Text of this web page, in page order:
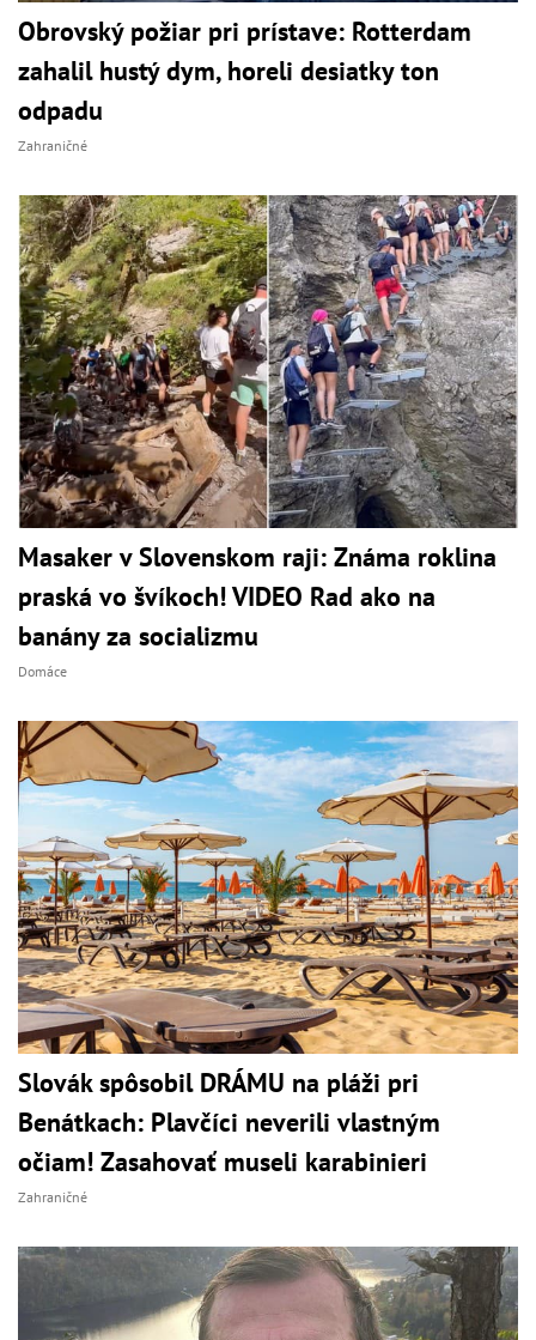
Obrovský požiar pri prístave: Rotterdam
zahalil hustý dym, horeli desiatky ton
odpadu
Zahraničné
Masaker v Slovenskom raji: Známa roklina
praská vo švíkoch! VIDEO Rad ako na
banány za socializmu
Domáce
Slovák spôsobil DRÁMU na pláži pri
Benátkach: Plavčíci neverili vlastným
očiam! Zasahovať museli karabinieri
Zahraničné